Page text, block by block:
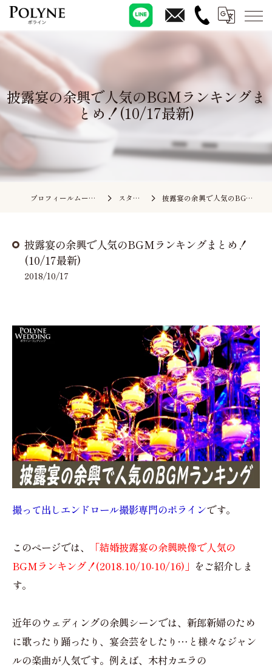
披露宴の余興で人気のBGMランキングま
とめ！(10/17最新)
プロフィールムービーの依頼ならポライン スタッフブログ 披露宴の余興で人気のBGMランキングまとめ！(10/17最新)
披露宴の余興で人気のBGMランキングまとめ！
(10/17最新)
2018/10/17
撮って出しエンドロール撮影専門のポラインです。
このページでは、
「結婚披露宴の余興映像で人気の
BGMランキング！(2018.10/10-10/16)」 をご紹介しま
す。
近年のウェディングの余興シーンでは、新郎新婦のため
に歌ったり踊ったり、宴会芸をしたり…と様々なジャン
ルの楽曲が人気です。例えば、木村カエラの